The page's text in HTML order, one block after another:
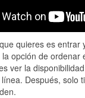
at
can
Matthew
He
quieres es
opción de
ver la
Después, solo